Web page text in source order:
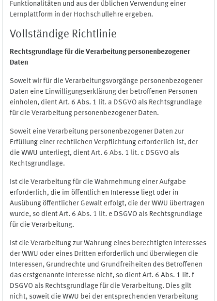
Funktionalitäten und aus der üblichen Verwendung einer
Lernplattform in der Hochschullehre ergeben.
Vollständige Richtlinie
Rechtsgrundlage für die Verarbeitung personenbezogener
Daten
Soweit wir für die Verarbeitungsvorgänge personenbezogener
Daten eine Einwilligungserklärung der betroffenen Personen
einholen, dient Art. 6 Abs. 1 lit. a DSGVO als Rechtsgrundlage
für die Verarbeitung personenbezogener Daten.
Soweit eine Verarbeitung personenbezogener Daten zur
Erfüllung einer rechtlichen Verpflichtung erforderlich ist, der
die WWU unterliegt, dient Art. 6 Abs. 1 lit. c DSGVO als
Rechtsgrundlage.
Ist die Verarbeitung für die Wahrnehmung einer Aufgabe
erforderlich, die im öffentlichen Interesse liegt oder in
Ausübung öffentlicher Gewalt erfolgt, die der WWU übertragen
wurde, so dient Art. 6 Abs. 1 lit. e DSGVO als Rechtsgrundlage
für die Verarbeitung.
Ist die Verarbeitung zur Wahrung eines berechtigten Interesses
der WWU oder eines Dritten erforderlich und überwiegen die
Interessen, Grundrechte und Grundfreiheiten des Betroffenen
das erstgenannte Interesse nicht, so dient Art. 6 Abs. 1 lit. f
DSGVO als Rechtsgrundlage für die Verarbeitung. Dies gilt
nicht, soweit die WWU bei der entsprechenden Verarbeitung